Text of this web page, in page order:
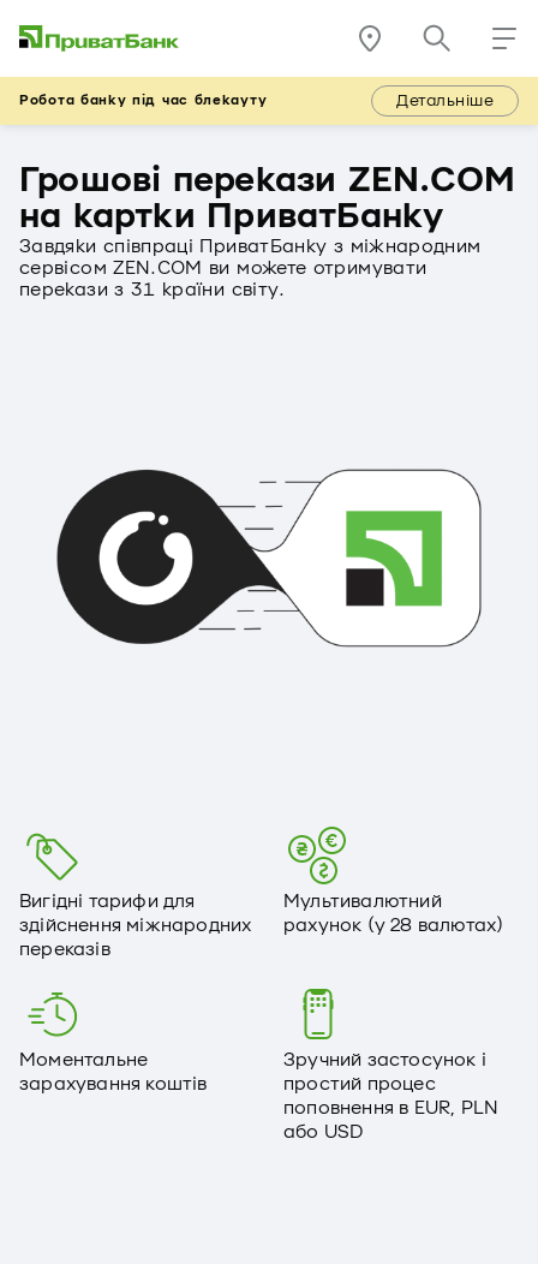
Робота банку під час блекауту Детальніше
Грошові перекази ZEN.COM
на картки ПриватБанку
Завдяки співпраці ПриватБанку з міжнародним
сервісом ZEN.COM ви можете отримувати
перекази з 31 країни світу.
Вигідні тарифи для
здійснення міжнародних
переказів
Мультивалютний
рахунок (у 28 валютах)
Моментальне
зарахування коштів
Зручний застосунок і
простий процес
поповнення в EUR, PLN
або USD